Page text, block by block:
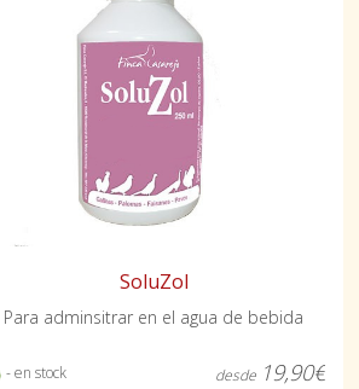
SoluZol
Para adminsitrar en el agua de bebida
- en stock desde 19,90€